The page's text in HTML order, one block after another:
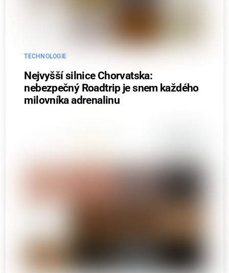
TECHNOLOGIE
Nejvyšší silnice Chorvatska:
nebezpečný Roadtrip je snem každého
milovníka adrenalinu